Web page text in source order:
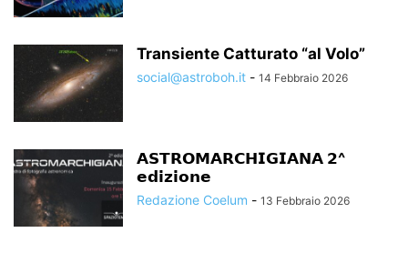
Transiente Catturato “al Volo”
social@astroboh.it - 14 Febbraio 2026
𝗔𝗦𝗧𝗥𝗢𝗠𝗔𝗥𝗖𝗛𝗜𝗚𝗜𝗔𝗡𝗔 𝟮^
𝗲𝗱𝗶𝘇𝗶𝗼𝗻𝗲
Redazione Coelum - 13 Febbraio 2026